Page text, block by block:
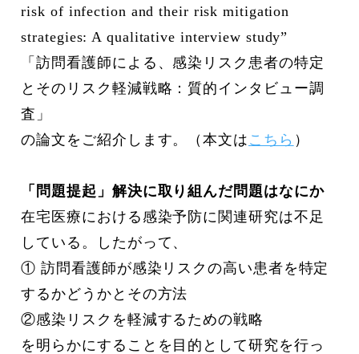
risk of infection and their risk mitigation
strategies: A qualitative interview study”
「訪問看護師による、感染リスク患者の特定
とそのリスク軽減戦略：質的インタビュー調
査」
の論文をご紹介します。（本文は こちら ）
「問題提起」解決に取り組んだ問題はなにか
在宅医療における感染予防に関連研究は不足
している。したがって、
① 訪問看護師が感染リスクの高い患者を特定
するかどうかとその方法
②感染リスクを軽減するための戦略
を明らかにすることを目的として研究を行っ